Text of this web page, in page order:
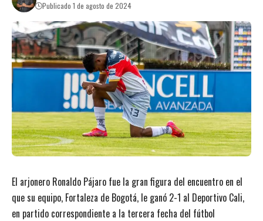
Publicado 1 de agosto de 2024
El arjonero Ronaldo Pájaro fue la gran figura del encuentro en el
que su equipo, Fortaleza de Bogotá, le ganó 2-1 al Deportivo Cali,
en partido correspondiente a la tercera fecha del fútbol